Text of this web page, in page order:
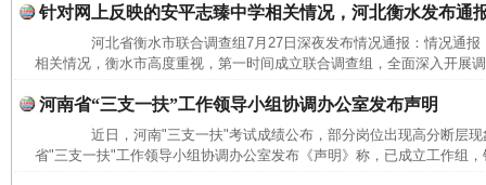
针对网上反映的安平志臻中学相关情况，河北衡水发布通
河北省衡水市联合调查组7月27日深夜发布情况通报：情况通
相关情况，衡水市高度重视，第一时间成立联合调查组，全面深入开展
河南省“三支一扶”工作领导小组协调办公室发布声明
近日，河南"三支一扶"考试成绩公布，部分岗位出现高分断层现
省"三支一扶"工作领导小组协调办公室发布《声明》称，已成立工作组
这是一记警钟！ 谢